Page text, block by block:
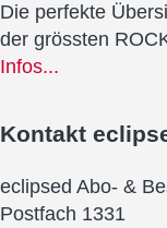
Die perfekte
der grössten
Infos...
Kontakt
eclipsed Abo- &
Postfach 1331